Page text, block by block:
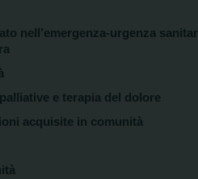
nell’emergenza-urgenza
e terapia del dolore
acquisite in comunità